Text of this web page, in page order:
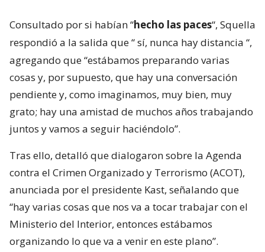
Consultado por si habían “hecho las paces“, Squella
respondió a la salida que “sí, nunca hay distancia “,
agregando que “estábamos preparando varias
cosas y, por supuesto, que hay una conversación
pendiente y, como imaginamos, muy bien, muy
grato; hay una amistad de muchos años trabajando
juntos y vamos a seguir haciéndolo”.
Tras ello, detalló que dialogaron sobre la Agenda
contra el Crimen Organizado y Terrorismo (ACOT),
anunciada por el presidente Kast, señalando que
“hay varias cosas que nos va a tocar trabajar con el
Ministerio del Interior, entonces estábamos
organizando lo que va a venir en este plano”.